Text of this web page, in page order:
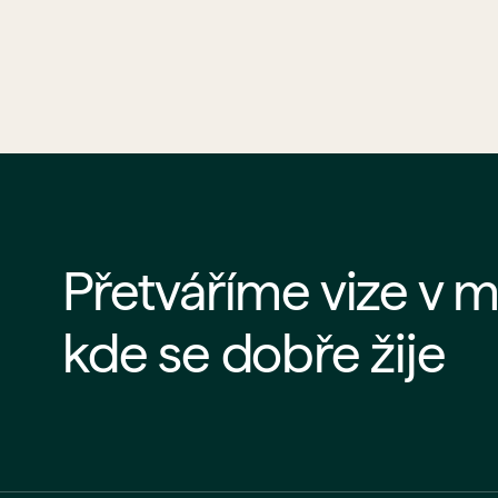
Přetváříme vize v
kde se dobře žije